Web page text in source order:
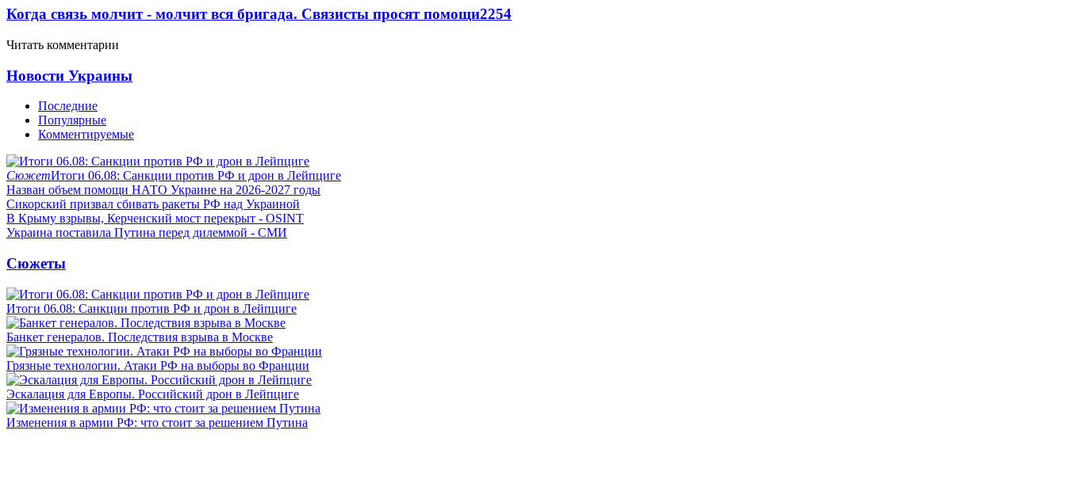
Когда связь молчит - молчит вся бригада. Связисты просят помощи2254
Читать комментарии
Новости Украины
Последние
Популярные
Комментируемые
СюжетИтоги 06.08: Санкции против РФ и дрон в Лейпциге
Назван объем помощи НАТО Украине на 2026-2027 годы
Сикорский призвал сбивать ракеты РФ над Украиной
В Крыму взрывы, Керченский мост перекрыт - OSINT
Украина поставила Путина перед дилеммой - СМИ
Сюжеты
Итоги 06.08: Санкции против РФ и дрон в Лейпциге
Банкет генералов. Последствия взрыва в Москве
Грязные технологии. Атаки РФ на выборы во Франции
Эскалация для Европы. Российский дрон в Лейпциге
Изменения в армии РФ: что стоит за решением Путина